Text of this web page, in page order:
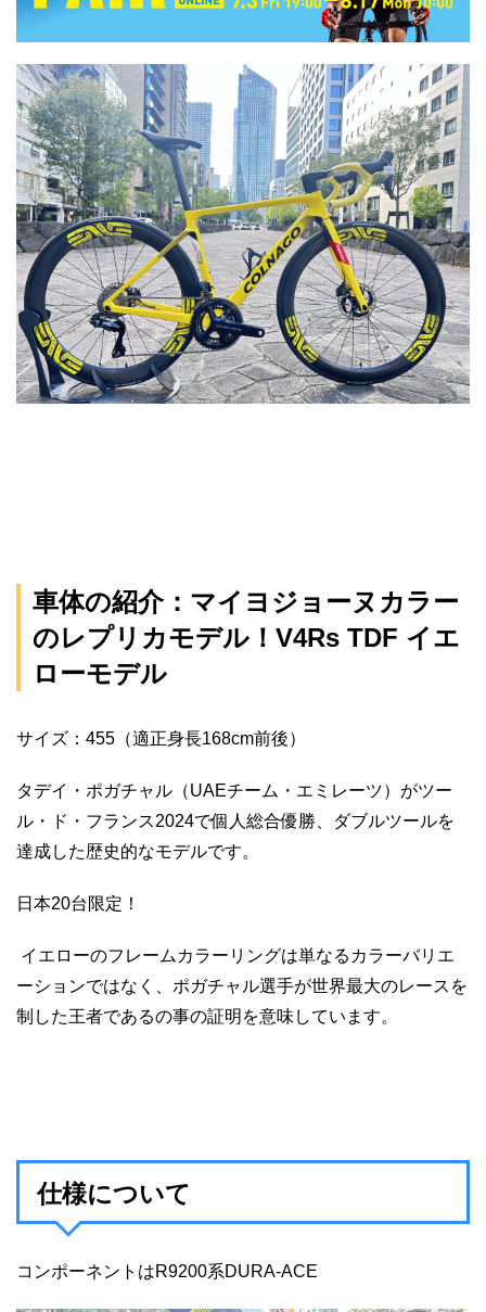
車体の紹介：マイヨジョーヌカラー
のレプリカモデル！V4Rs TDF イエ
ローモデル
サイズ：455（適正身長168cm前後）
タデイ・ポガチャル（UAEチーム・エミレーツ）がツー
ル・ド・フランス2024で個人総合優勝、ダブルツールを
達成した歴史的なモデルです。
日本20台限定！
イエローのフレームカラーリングは単なるカラーバリエ
ーションではなく、ポガチャル選手が世界最大のレースを
制した王者であるの事の証明を意味しています。
仕様について
コンポーネントはR9200系DURA-ACE